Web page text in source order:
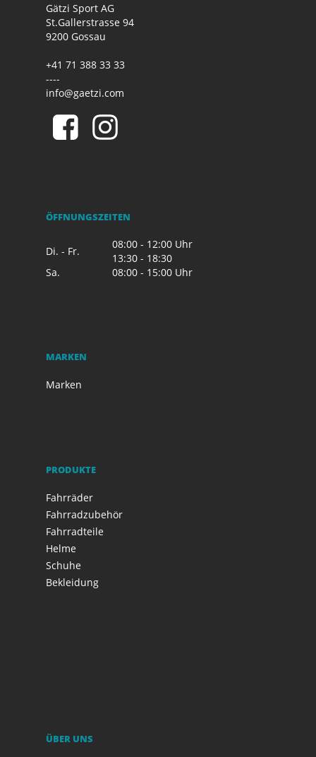
Gätzi Sport AG
St.Gallerstrasse 94
9200 Gossau
+41 71 388 33 33
----
info@gaetzi.com
ÖFFNUNGSZEITEN
Di. - Fr.
08:00 - 12:00 Uhr
13:30 - 18:30
Sa.
08:00 - 15:00 Uhr
MARKEN
Marken
PRODUKTE
Fahrräder
Fahrradzubehör
Fahrradteile
Helme
Schuhe
Bekleidung
ÜBER UNS